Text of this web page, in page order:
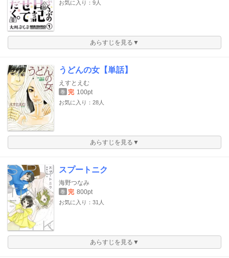
お気に入り：9人
あらすじを見る▼
うどんの女【単話】
えすとえむ
巻 完 100pt
お気に入り：28人
あらすじを見る▼
スプートニク
海野つなみ
巻 完 800pt
お気に入り：31人
あらすじを見る▼